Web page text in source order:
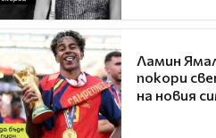
Ламин
покори
на новия